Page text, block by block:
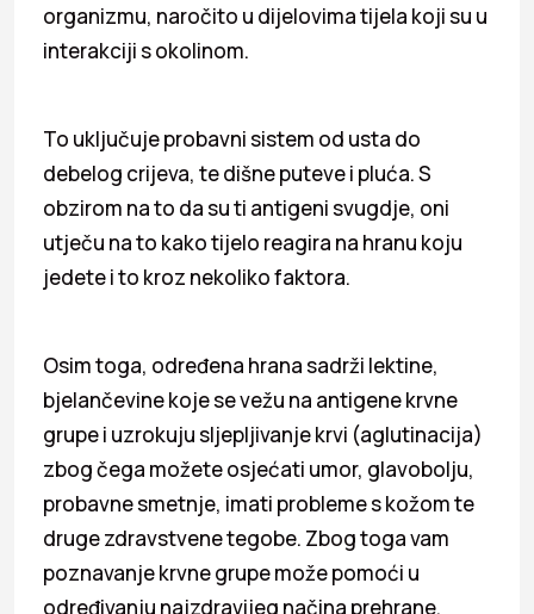
organizmu, naročito u dijelovima tijela koji su u
interakciji s okolinom.
To uključuje probavni sistem od usta do
debelog crijeva, te dišne puteve i pluća. S
obzirom na to da su ti antigeni svugdje, oni
utječu na to kako tijelo reagira na hranu koju
jedete i to kroz nekoliko faktora.
Osim toga, određena hrana sadrži lektine,
bjelančevine koje se vežu na antigene krvne
grupe i uzrokuju sljepljivanje krvi (aglutinacija)
zbog čega možete osjećati umor, glavobolju,
probavne smetnje, imati probleme s kožom te
druge zdravstvene tegobe. Zbog toga vam
poznavanje krvne grupe može pomoći u
određivanju najzdravijeg načina prehrane.